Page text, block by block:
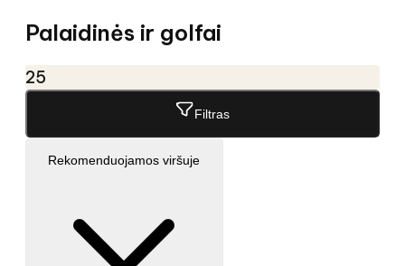
Palaidinės ir golfai
25
Filtras
Rekomenduojamos viršuje